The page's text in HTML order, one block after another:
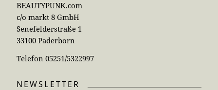
BEAUTYPUNK.com
c/o markt 8 GmbH
Senefelderstraße 1
33100 Paderborn
Telefon 05251/5322997
NEWSLETTER